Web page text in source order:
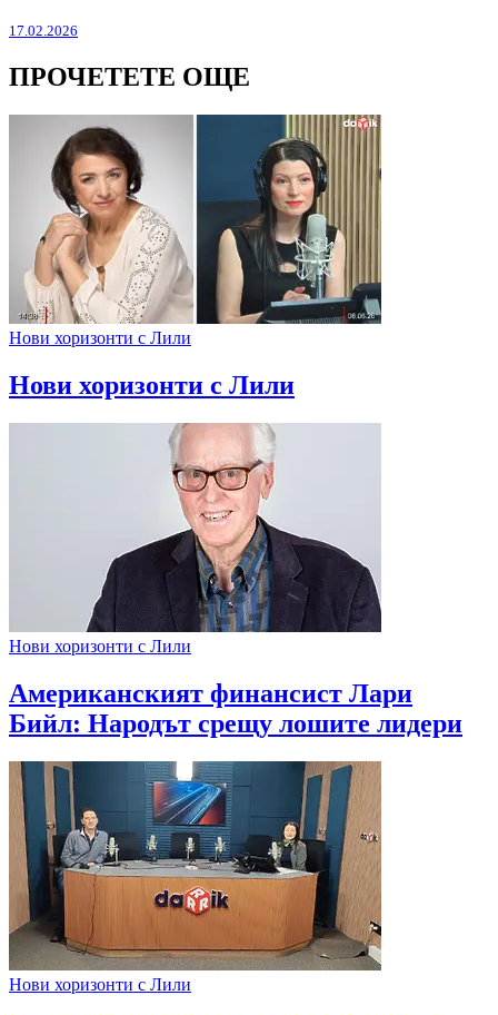
17.02.2026
ПРОЧЕТЕТЕ ОЩЕ
Нови хоризонти с Лили
Нови хоризонти с Лили
Нови хоризонти с Лили
Американският финансист Лари
Бийл: Народът срещу лошите лидери
Нови хоризонти с Лили